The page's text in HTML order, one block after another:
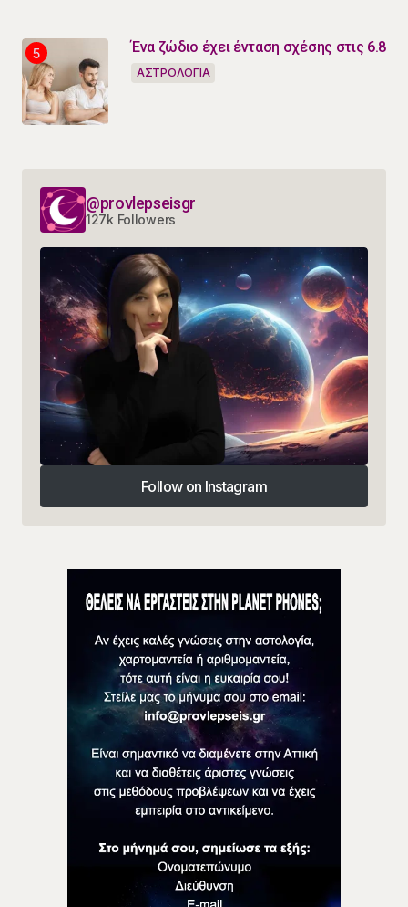
Ένα ζώδιο έχει ένταση σχέσης στις 6.8
ΑΣΤΡΟΛΟΓΙΑ
@provlepseisgr
127k Followers
Follow on Instagram
Follow on Instagram